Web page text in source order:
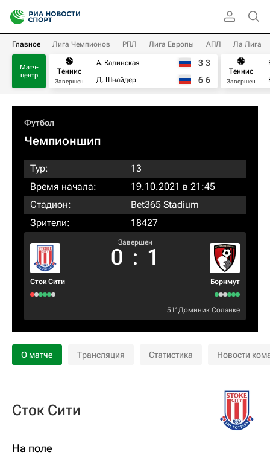
Главное Лига Чемпионов РПЛ Лига Европы АПЛ Ла Лига
Матч-
центр
Теннис
Завершен
А. Калинская
Д. Шнайдер
3 3
6 6
Теннис
Завершен
Футбол
Чемпионшип
Тур:
13
Время начала:
19.10.2021 в 21:45
Стадион:
Bet365 Stadium
Зрители:
18427
Сток Сити
Завершен
0 : 1
Борнмут
51‎’‎ Доминик Соланке
О матче Трансляция Статистика Новости
Сток Сити
На поле